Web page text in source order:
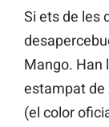
Si ets de les
Mango. Han
estampat de
(el color